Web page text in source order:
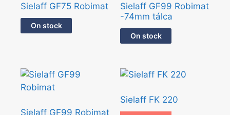
Sielaff GF75 Robimat
On stock
Sielaff GF99 Robimat
-74mm tálca
On stock
Sielaff GF99 Robimat
Sielaff FK 220